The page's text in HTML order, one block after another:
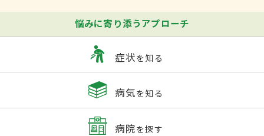
悩みに寄り添うアプローチ
症状を知る
病気を知る
病院を探す